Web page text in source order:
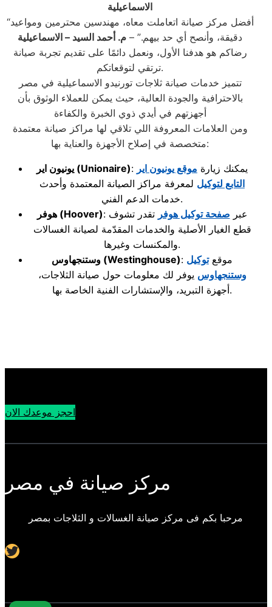
الاسماعيلية
“أفضل مركز صيانة اتعاملت معاه، مهندسين محترمين ومواعيد
دقيقة، وأنصح أي حد بيهم.” – م. أحمد السيد – الاسماعيلية
رضاكم هو هدفنا الأول، ونعمل دائمًا على تقديم تجربة صيانة
ترتقي لتوقعاتكم.
تتميز خدمات صيانة ثلاجات تورنيدو الاسماعيلية في مصر
بالاحترافية والجودة العالية، حيث يمكن للعملاء الوثوق بأن
أجهزتهم في أيدي ذوي الخبرة والكفاءة
ومن العلامات المعروفة اللي تلاقي لها مراكز صيانة معتمدة
متخصصة في إصلاح الأجهزة والعناية بها:
يونيون اير (Unionaire) : يمكنك زيارة موقع يونيون اير
التابع لتوكيل لمعرفة مراكز الصيانة المعتمدة وأحدث
خدمات الدعم الفني.
هوفر(Hoover) : عبر صفحة توكيل هوفر تقدر تشوف
قطع الغيار الأصلية والخدمات المقدّمة لصيانة الغسالات
والمكنسات وغيرها.
وستنجهاوس (Westinghouse) : موقعتوكيل
وستنجهاوس يوفر لك معلومات حول صيانة الثلاجات،
أجهزة التبريد، والإستشارات الفنية الخاصة بها.
احجز موعدك الان
مركز صيانة في مصر
مرحبا بكم فى مركز صيانة الغسالات و الثلاجات بمصر
Twitter